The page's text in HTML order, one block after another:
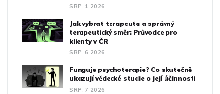
SRP, 1 2026
Jak vybrat terapeuta a správný
terapeutický směr: Průvodce pro
klienty v ČR
SRP, 6 2026
Funguje psychoterapie? Co skutečně
ukazují vědecké studie o její účinnosti
SRP, 7 2026